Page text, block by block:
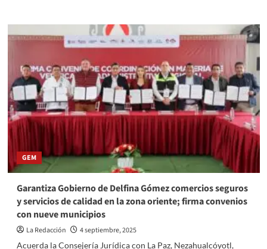
La
lista
GEM
Garantiza Gobierno de Delfina Gómez comercios seguros
y servicios de calidad en la zona oriente; firma convenios
con nueve municipios
La Redacción
4 septiembre, 2025
Acuerda la Consejería Jurídica con La Paz, Nezahualcóyotl,